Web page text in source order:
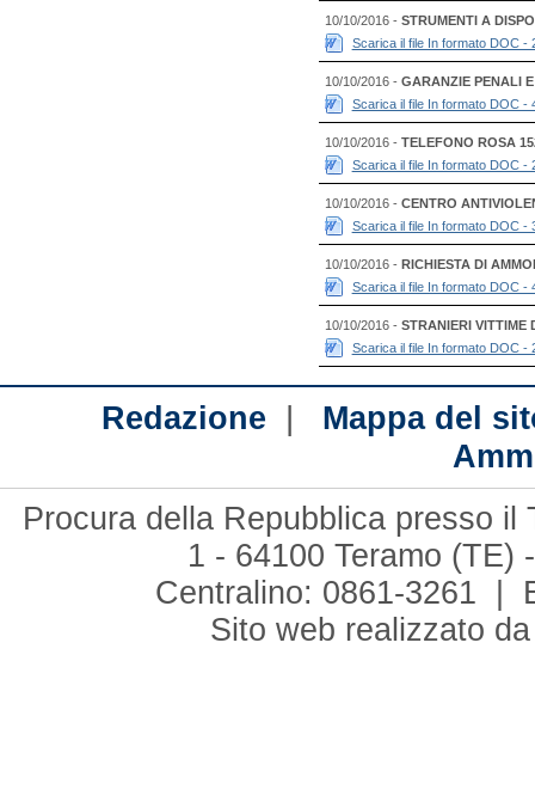
10/10/2016 - STRUMENTI A
Scarica il file In formato DOC -
10/10/2016 - GARANZIE PENALI
Scarica il file In formato DOC -
10/10/2016 - TELEFONO ROSA
Scarica il file In formato DOC -
10/10/2016 - CENTRO
Scarica il file In formato DOC -
10/10/2016 - RICHIESTA DI
Scarica il file In formato DOC -
10/10/2016 - STRANIERI VITTIME
Scarica il file In formato DOC -
Redazione | Mappa del
Procura della Repubblica presso il
1 - 64100 Teramo
Centralino: 0861-3261 |
Sito web realizzato